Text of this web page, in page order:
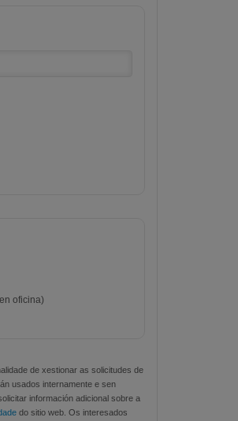
oficina)
de xestionar as solicitudes de
usados internamente e sen
información adicional sobre a
do sitio web. Os interesados